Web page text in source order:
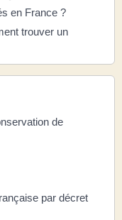
en France ?
trouver un
de
par décret